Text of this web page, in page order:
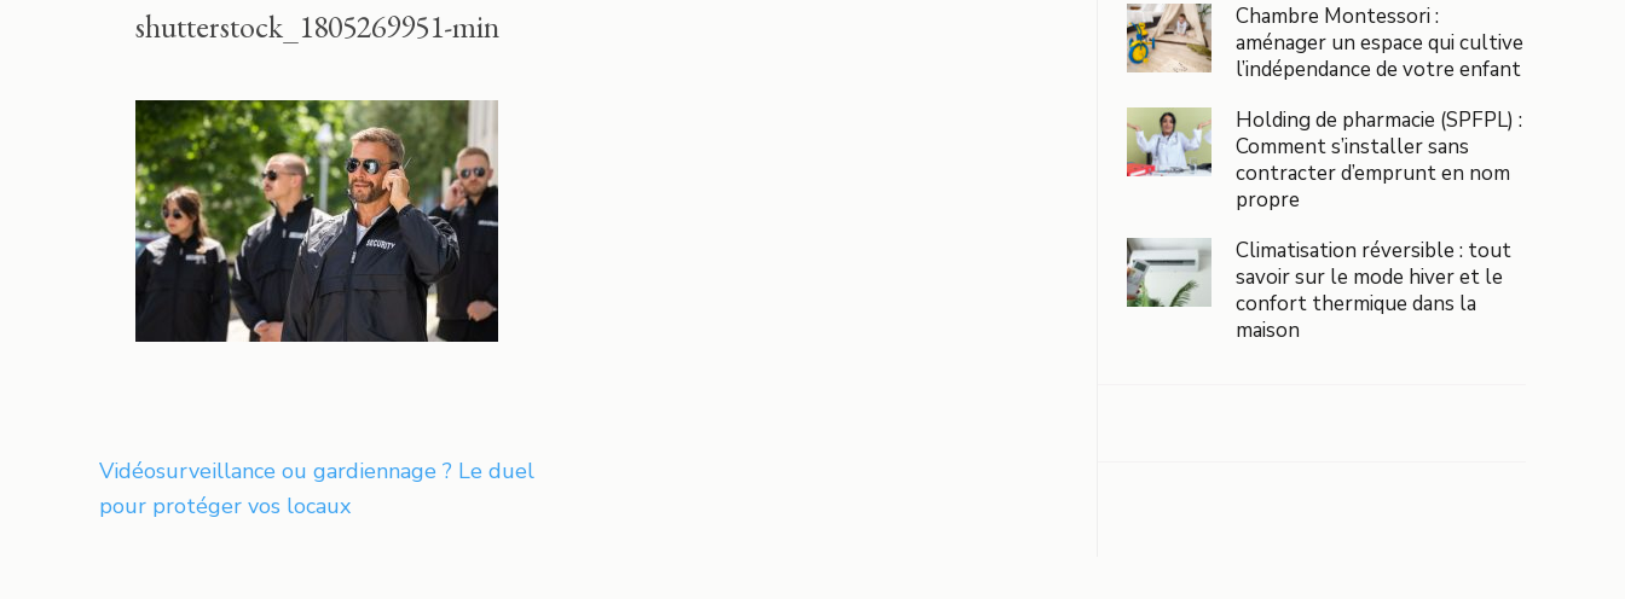
shutterstock_1805269951-min
Navigation
de
Vidéosurveillance ou gardiennage ? Le duel
pour protéger vos locaux
Chambre Montessori :
aménager un espace qui cultive
l’indépendance de votre enfant
Holding de pharmacie (SPFPL) :
Comment s’installer sans
contracter d’emprunt en nom
propre
Climatisation réversible : tout
savoir sur le mode hiver et le
confort thermique dans la
maison